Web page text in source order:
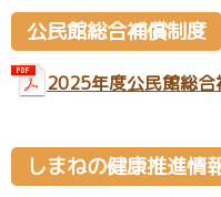
公民館総合補償制度
2025年度公民館総合
しまねの健康推進情